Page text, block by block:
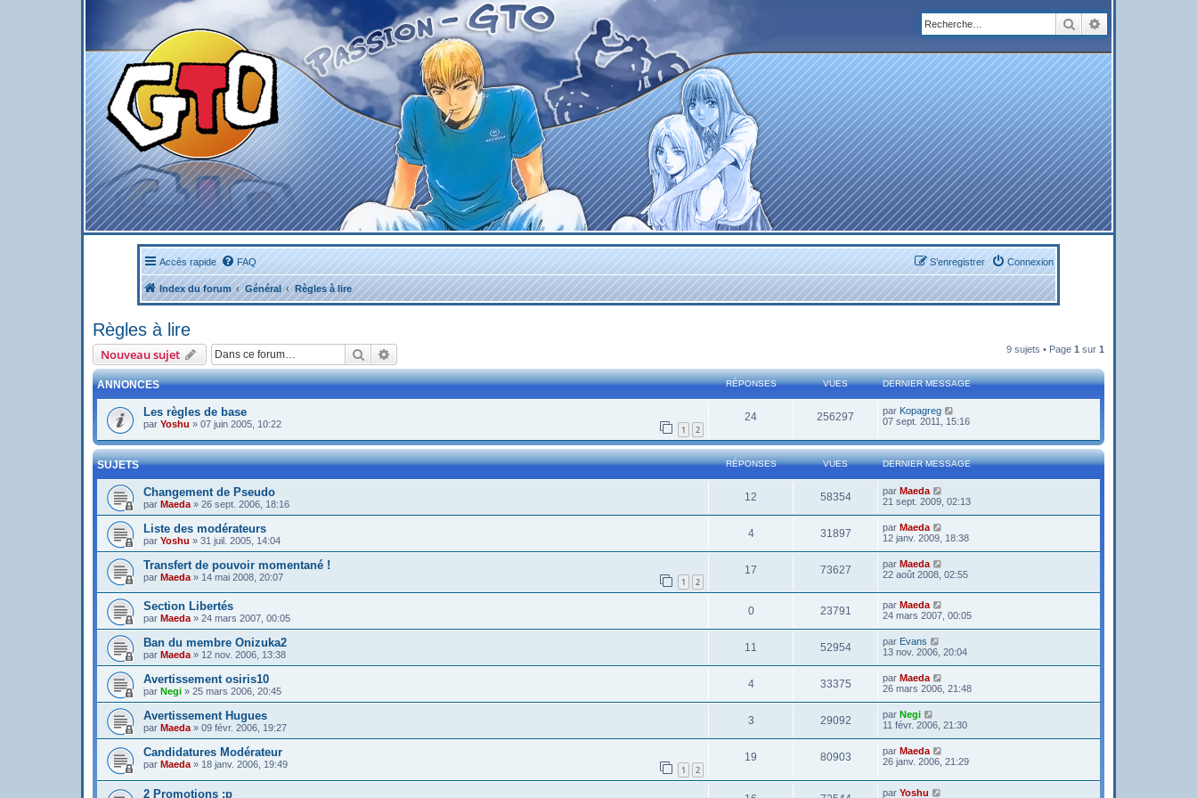
Rechercher
Accès rapide FAQ Connexion
S’enregistrer
Index du forum Général Règles à lire
Règles à lire
Nouveau sujet Rechercher 9 sujets • Page 1 sur 1
ANNONCES RÉPONSES VUES DERNIER MESSAGE
Les règles de base
par Yoshu » 07 juin 2005, 10:22 1 2
24 256297 par Kopagreg
07 sept. 2011, 15:16
SUJETS RÉPONSES VUES DERNIER MESSAGE
Changement de Pseudo
par Maeda » 26 sept. 2006, 18:16
12 58354 par Maeda
21 sept. 2009, 02:13
Liste des modérateurs
par Yoshu » 31 juil. 2005, 14:04
4 31897 par Maeda
12 janv. 2009, 18:38
Transfert de pouvoir momentané !
par Maeda » 14 mai 2008, 20:07 1 2
17 73627 par Maeda
22 août 2008, 02:55
Section Libertés
par Maeda » 24 mars 2007, 00:05
0 23791 par Maeda
24 mars 2007, 00:05
Ban du membre Onizuka2
par Maeda » 12 nov. 2006, 13:38
11 52954 par Evans
13 nov. 2006, 20:04
Avertissement osiris10
par Negi » 25 mars 2006, 20:45
4 33375 par Maeda
26 mars 2006, 21:48
Avertissement Hugues
par Maeda » 09 févr. 2006, 19:27
3 29092 par Negi
11 févr. 2006, 21:30
Candidatures Modérateur
par Maeda » 18 janv. 2006, 19:49 1 2
19 80903 par Maeda
26 janv. 2006, 21:29
2 Promotions :p par Yoshu